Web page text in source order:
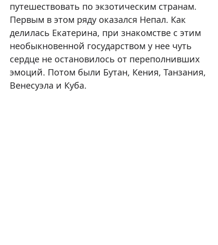
путешествовать по экзотическим странам.
Первым в этом ряду оказался Непал. Как
делилась Екатерина, при знакомстве с этим
необыкновенной государством у нее чуть
сердце не остановилось от переполнивших
эмоций. Потом были Бутан, Кения, Танзания,
Венесуэла и Куба.